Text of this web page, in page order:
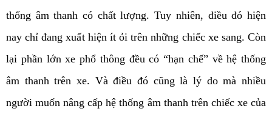
thống âm thanh có chất lượng. Tuy nhiên, điều đó hiện
nay chỉ đang xuất hiện ít ỏi trên những chiếc xe sang. Còn
lại phần lớn xe phổ thông đều có “hạn chế” về hệ thống
âm thanh trên xe. Và điều đó cũng là lý do mà nhiều
người muốn nâng cấp hệ thống âm thanh trên chiếc xe của